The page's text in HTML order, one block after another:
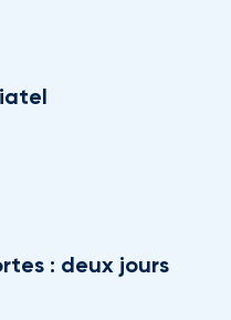
: deux jours